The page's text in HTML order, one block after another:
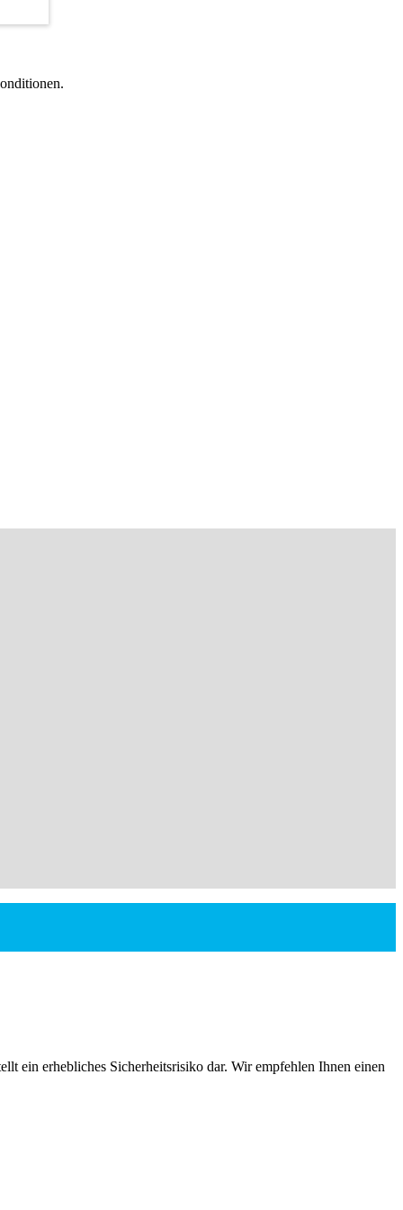
ein erhebliches Sicherheitsrisiko dar. Wir empfehlen Ihnen einen